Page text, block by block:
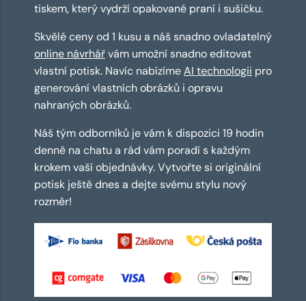
tiskem, který vydrží opakované praní i sušičku.
Skvělé ceny od 1 kusu a náš snadno ovladatelný
online návrhářvám umožní snadno editovat
vlastní potisk. Navíc nabízímeAI technologii pro
generování vlastních obrázků i opravu
nahraných obrázků.
Náš tým odborníků je vám k dispozici 19 hodin
denně na chatu a rád vám poradí s každým
krokem vaší objednávky. Vytvořte si originální
potisk ještě dnes a dejte svému stylu nový
rozměr!